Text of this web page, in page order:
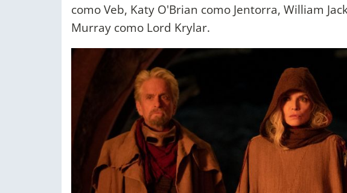
como Veb, Katy O'Brian como Jentorra, William
Murray como Lord Krylar.